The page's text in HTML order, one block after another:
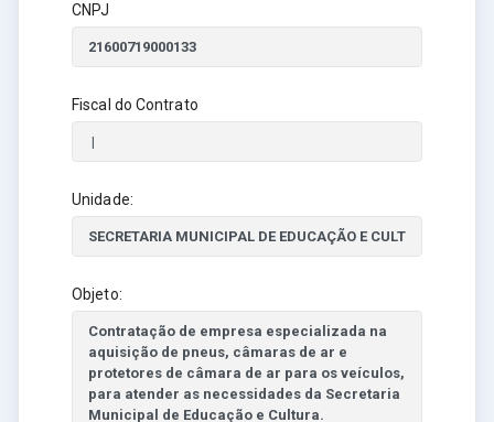
CNPJ
Fiscal do Contrato
Unidade:
Objeto: